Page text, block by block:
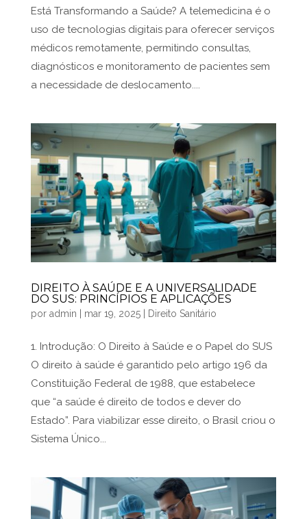
Está Transformando a Saúde? A telemedicina é o
uso de tecnologias digitais para oferecer serviços
médicos remotamente, permitindo consultas,
diagnósticos e monitoramento de pacientes sem
a necessidade de deslocamento....
DIREITO À SAÚDE E A UNIVERSALIDADE
DO SUS: PRINCÍPIOS E APLICAÇÕES
por admin | mar 19, 2025| Direito Sanitário
1. Introdução: O Direito à Saúde e o Papel do SUS
O direito à saúde é garantido pelo artigo 196 da
Constituição Federal de 1988, que estabelece
que “a saúde é direito de todos e dever do
Estado”. Para viabilizar esse direito, o Brasil criou o
Sistema Único...